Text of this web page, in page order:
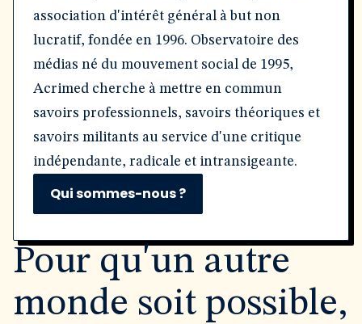
association d'intérêt général à but non
lucratif, fondée en 1996. Observatoire des
médias né du mouvement social de 1995,
Acrimed cherche à mettre en commun
savoirs professionnels, savoirs théoriques et
savoirs militants au service d'une critique
indépendante, radicale et intransigeante.
Qui sommes-nous ?
Pour qu'un autre
monde soit possible,